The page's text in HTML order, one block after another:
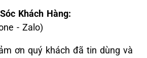
Sóc Khách Hàng:
- Zalo)
ơn quý khách đã tin dùng và